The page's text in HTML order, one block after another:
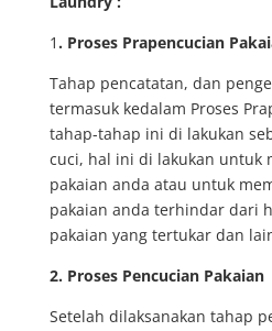
1. Proses Prapencucian
Tahap pencatatan, dan
termasuk kedalam Proses
tahap-tahap ini di lakukan
cuci, hal ini di lakukan untuk
pakaian anda atau untuk
pakaian anda terhindar dari
pakaian yang tertukar dan
2. Proses Pencucian Pakaian
Setelah dilaksanakan tahap